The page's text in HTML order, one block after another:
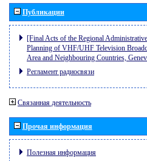
Публикации
[Final Acts of the Regional
Planning of VHF/UHF Television
Area and Neighbouring Countries,
Регламент радиосвязи
Связанная деятельность
Прочая информация
Полезная информация